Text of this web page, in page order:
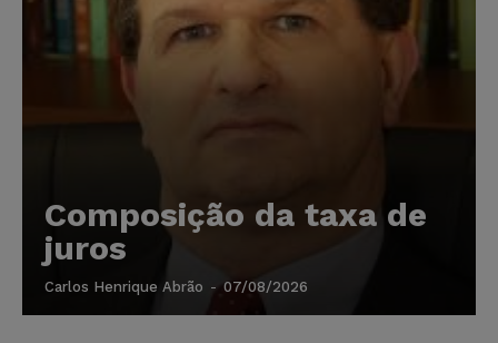
Composição da taxa de
juros
Carlos Henrique Abrão - 07/08/2026